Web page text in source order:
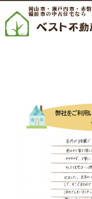
岡山市・瀬戸内市・赤磐
備前市の中古住宅なら